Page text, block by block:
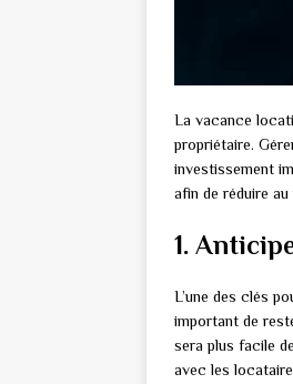
La vacance
propriétaire.
investissement
afin de réduire
1.
L’une des clés
important de
sera plus facile
avec les